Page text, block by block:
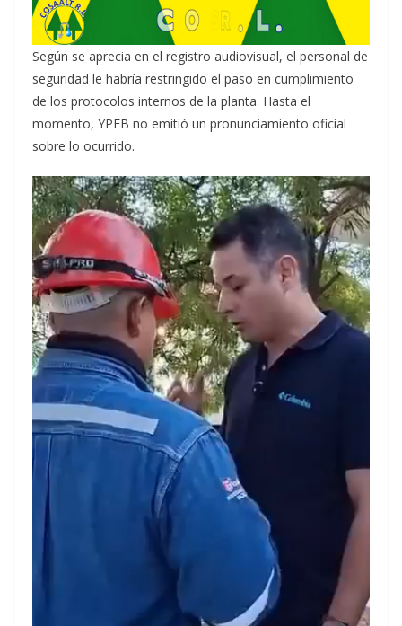
Según se aprecia en el registro audiovisual, el personal de
seguridad le habría restringido el paso en cumplimiento
de los protocolos internos de la planta. Hasta el
momento, YPFB no emitió un pronunciamiento oficial
sobre lo ocurrido.